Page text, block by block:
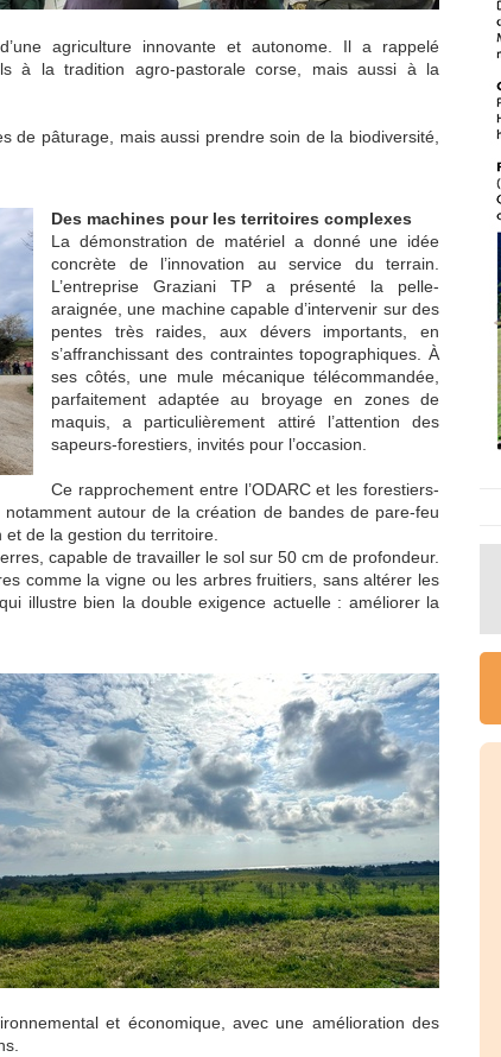
agriculture innovante et autonome. Il a rappelé
à la tradition agro-pastorale corse, mais aussi à la
pâturage, mais aussi prendre soin de la biodiversité,
Des machines pour les territoires complexes
La démonstration de matériel a donné une idée
concrète de l’innovation au service du terrain.
L’entreprise Graziani TP a présenté la pelle-
araignée, une machine capable d’intervenir sur des
pentes très raides, aux dévers importants, en
s’affranchissant des contraintes topographiques. À
ses côtés, une mule mécanique télécommandée,
parfaitement adaptée au broyage en zones de
maquis, a particulièrement attiré l’attention des
sapeurs-forestiers, invités pour l’occasion.
Ce rapprochement entre l’ODARC et les forestiers-
autour de la création de bandes de pare-feu
de la gestion du territoire.
capable de travailler le sol sur 50 cm de profondeur.
comme la vigne ou les arbres fruitiers, sans altérer les
illustre bien la double exigence actuelle : améliorer la
et économique, avec une amélioration des